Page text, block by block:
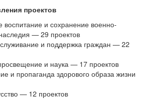
проектов
воспитание и сохранение военно-
— 29 проектов
и поддержка граждан — 22
и наука — 17 проектов
и пропаганда здорового образа жизни
— 12 проектов